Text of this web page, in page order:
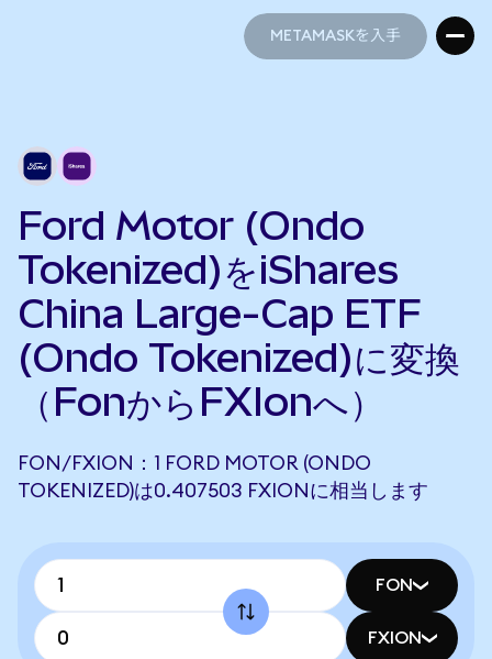
METAMASKを入手
Ford Motor (Ondo
Tokenized)をiShares
China Large-Cap ETF
(Ondo Tokenized)に変換
（FonからFXIonへ）
FON/FXION：1 FORD MOTOR (ONDO
TOKENIZED)は0.407503 FXIONに相当します
FON
FXION